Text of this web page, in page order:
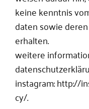
keine kenntnis
daten sowie
erhalten.
weitere
instagram: http://
cy/.